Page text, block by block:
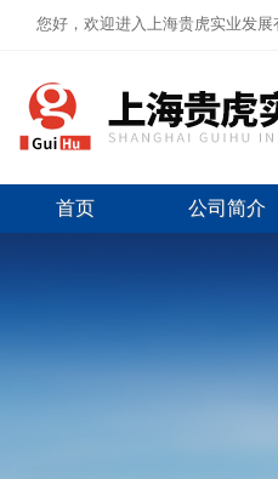
您好，欢迎进入上海贵虎实业发展
首页 公司简介